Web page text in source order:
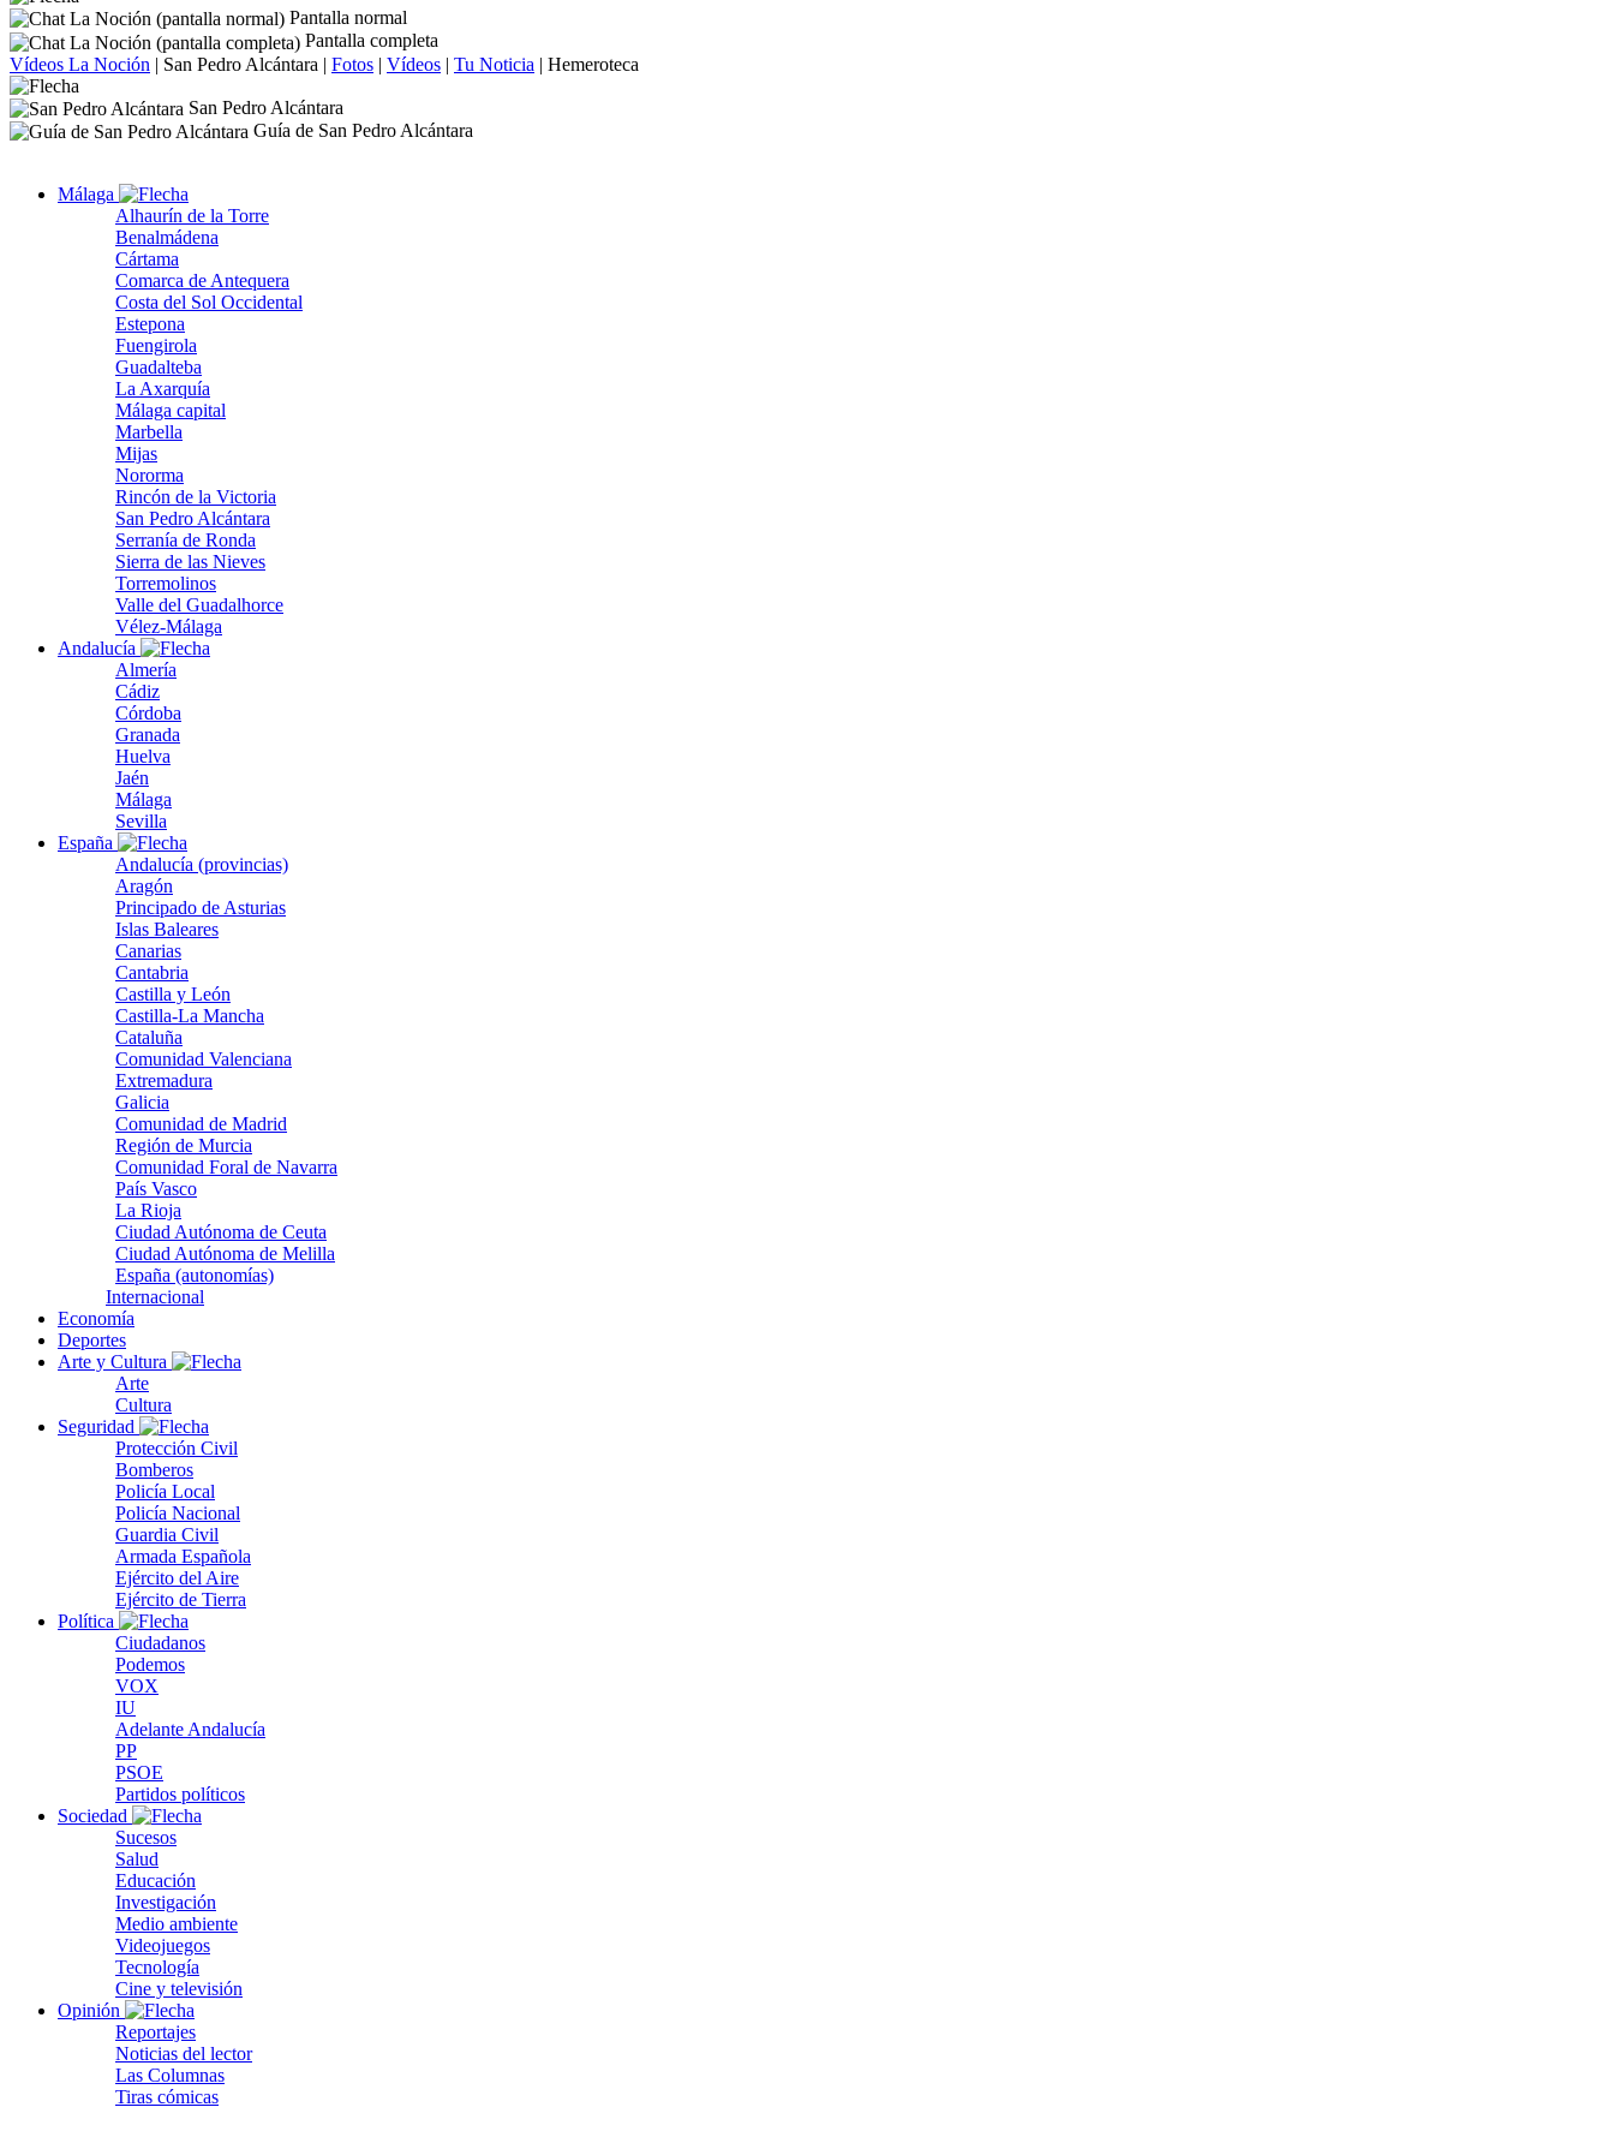
Pantalla normal
Pantalla completa
Vídeos La Noción | San Pedro Alcántara | Fotos | Vídeos | Tu Noticia | Hemeroteca
San Pedro Alcántara
Guía de San Pedro Alcántara
Málaga
Alhaurín de la Torre
Benalmádena
Cártama
Comarca de Antequera
Costa del Sol Occidental
Estepona
Fuengirola
Guadalteba
La Axarquía
Málaga capital
Marbella
Mijas
Nororma
Rincón de la Victoria
San Pedro Alcántara
Serranía de Ronda
Sierra de las Nieves
Torremolinos
Valle del Guadalhorce
Vélez-Málaga
Andalucía
Almería
Cádiz
Córdoba
Granada
Huelva
Jaén
Málaga
Sevilla
España
Andalucía (provincias)
Aragón
Principado de Asturias
Islas Baleares
Canarias
Cantabria
Castilla y León
Castilla-La Mancha
Cataluña
Comunidad Valenciana
Extremadura
Galicia
Comunidad de Madrid
Región de Murcia
Comunidad Foral de Navarra
País Vasco
La Rioja
Ciudad Autónoma de Ceuta
Ciudad Autónoma de Melilla
España (autonomías)
Internacional
Economía
Deportes
Arte y Cultura
Arte
Cultura
Seguridad
Protección Civil
Bomberos
Policía Local
Policía Nacional
Guardia Civil
Armada Española
Ejército del Aire
Ejército de Tierra
Política
Ciudadanos
Podemos
VOX
IU
Adelante Andalucía
PP
PSOE
Partidos políticos
Sociedad
Sucesos
Salud
Educación
Investigación
Medio ambiente
Videojuegos
Tecnología
Cine y televisión
Opinión
Reportajes
Noticias del lector
Las Columnas
Tiras cómicas